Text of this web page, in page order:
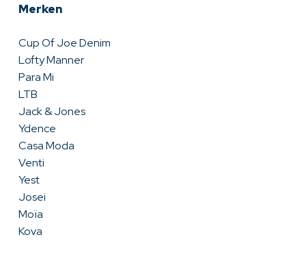
Merken
Cup Of Joe Denim
Lofty Manner
Para Mi
LTB
Jack & Jones
Ydence
Casa Moda
Venti
Yest
Josei
Moïa
Kova